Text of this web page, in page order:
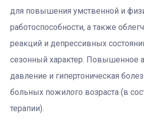
для повышения умственной и
работоспособности, а также
реакций и депрессивных
сезонный характер. Повышенное
давление и гипертоническая
больных пожилого возраста (в
терапии).